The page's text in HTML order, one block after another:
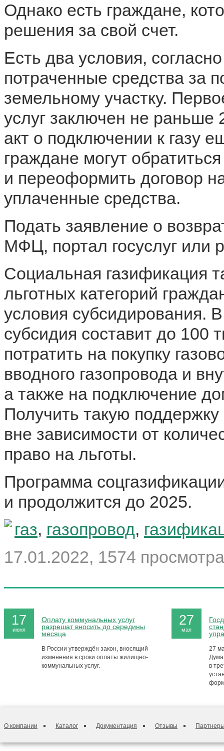
Однако есть граждане,
решения за свой счет.
Есть два условия,
потраченные средства за
земельному участку.
услуг заключен не раньше
акт о подключении к газу
граждане могут
и переоформить договор
уплаченные средства.
Подать заявление о
МФЦ, портал госуслуг или
Социальная газификация
льготных категорий
условия субсидирования.
субсидия составит до 100
потратить на покупку
вводного газопровода и
а также на подключение
Получить такую
вне зависимости от
право на льготы.
Программа
и продолжится до 2025.
газ, газопровод,
17.01.2022, 1574
17
июня
Оплату коммунальных услуг
разрешат вносить до середины
месяца
В России утверждён закон, вносящий
изменения в сроки оплаты жилищно-
коммунальных услуг.
27
мая
27
в
О компании Каталог Документация Отзывы